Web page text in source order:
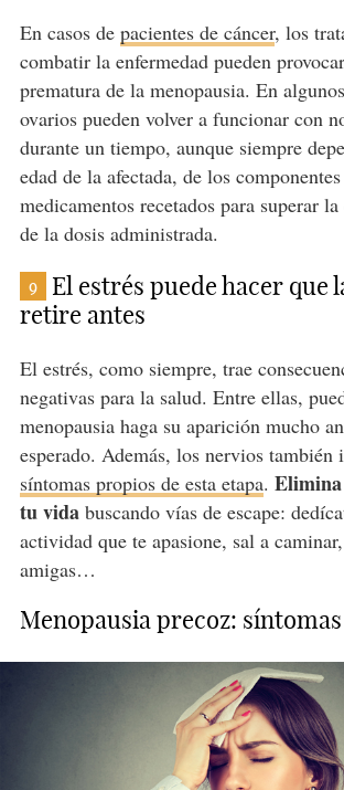
En casos de pacientes de cáncer, los
combatir la enfermedad pueden
prematura de la menopausia. En
ovarios pueden volver a funcionar con
durante un tiempo, aunque siempre
edad de la afectada, de los
medicamentos recetados para superar
de la dosis administrada.
9
El estrés puede hacer que
retire antes
El estrés, como siempre, trae
negativas para la salud. Entre ellas,
menopausia haga su aparición mucho
esperado. Además, los nervios también
síntomas propios de esta etapa. Elimina
tu vidabuscando vías de escape:
actividad que te apasione, sal a
amigas…
Menopausia precoz: síntomas